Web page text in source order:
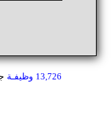
13,726 وظيفـة